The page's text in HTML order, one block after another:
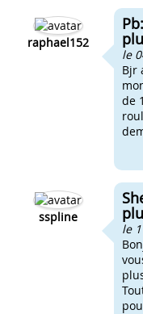
raphael152
le
Bjr
de
sspline
le